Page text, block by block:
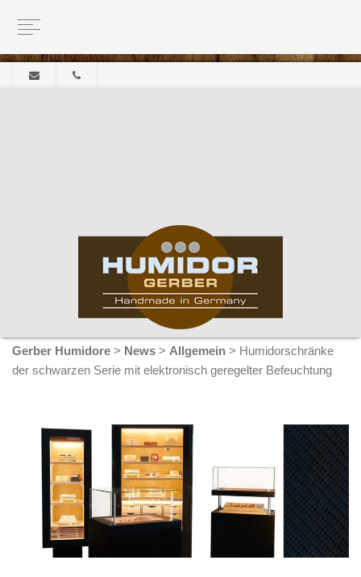
Gerber Humidore > News > Allgemein > Humidorschränke
der schwarzen Serie mit elektronisch geregelter Befeuchtung